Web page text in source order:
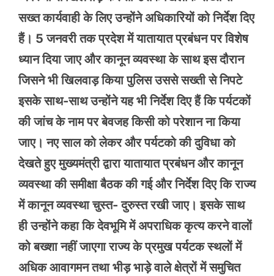
सख्त कार्यवाही के लिए उन्होंने अधिकारियों को निर्देश दिए
हैं। 5 जनवरी तक प्रदेश में यातायात प्रबंधन पर विशेष
ध्यान दिया जाए और कानून व्यवस्था के साथ इस दौरान
जिसने भी खिलवाड़ किया पुलिस उससे सख्ती से निपटे
इसके साथ-साथ उन्होंने यह भी निर्देश दिए हैं कि पर्यटकों
की जांच के नाम पर बेवजह किसी को परेशान ना किया
जाए। नए साल को लेकर और पर्यटको की दुविधा को
देखते हुए मुख्यमंत्री द्वारा यातायात प्रबंधन और कानून
व्यवस्था की समीक्षा बैठक की गई और निर्देश दिए कि राज्य
में कानून व्यवस्था चुस्त- दुरुस्त रखी जाए। इसके साथ
ही उन्होंने कहा कि देवभूमि में अपराधिक कृत्य करने वालों
को बख्शा नहीं जाएगा राज्य के प्रमुख पर्यटक स्थलों में
अधिक आवागमन तथा भीड़ भाड़े वाले क्षेत्रों में समुचित